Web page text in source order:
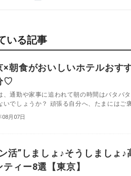
いる記事
×朝食がおいしいホテルおす
♡
、通勤や家事に追われて朝の時間はバタバ
いでしょうか？ 頑張る自分へ、たまにはご
08月07日
活”しましょ♪そうしましょ
ティー8選【東京】